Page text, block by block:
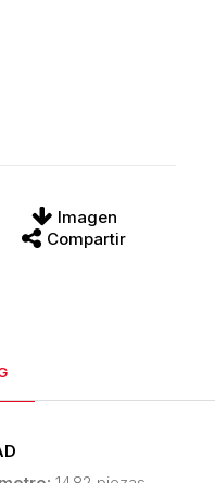
Imagen
Compartir